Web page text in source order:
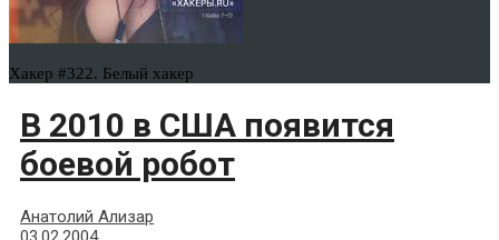
Хакер #322. Белый хакер
В 2010 в США появится
боевой робот
Анатолий Ализар